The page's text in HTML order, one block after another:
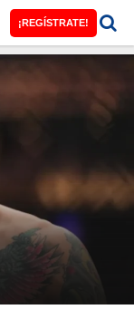
¡REGÍSTRATE!